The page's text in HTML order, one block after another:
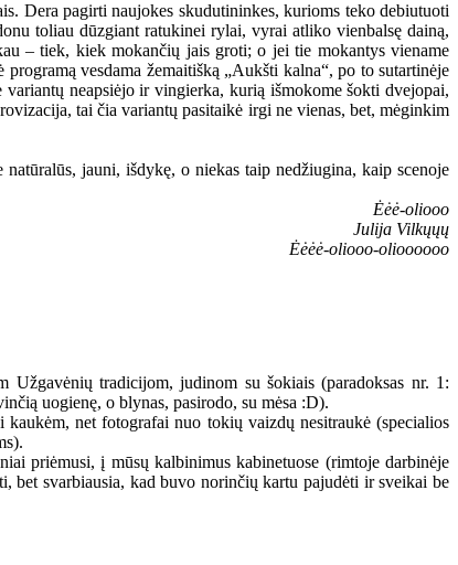
Dera pagirti naujokes skudutininkes, kurioms teko debiutuoti
toliau dūzgiant ratukinei rylai, vyrai atliko vienbalsę dainą,
– tiek, kiek mokančių jais groti; o jei tie mokantys viename
vesdama žemaitišką „Aukšti kalna“, po to sutartinėje
neapsiėjo ir vingierka, kurią išmokome šokti dvejopai,
tai čia variantų pasitaikė irgi ne vienas, bet, mėginkim
jauni, išdykę, o niekas taip nedžiugina, kaip scenoje
Ėėė-oliooo
Julija Vilkųųų
Ėėėė-oliooo-olioooooo
Užgavėnių tradicijom, judinom su šokiais (paradoksas nr. 1:
uogienę, o blynas, pasirodo, su mėsa :D).
net fotografai nuo tokių vaizdų nesitraukė (specialios
priėmusi, į mūsų kalbinimus kabinetuose (rimtoje darbinėje
bet svarbiausia, kad buvo norinčių kartu pajudėti ir sveikai be